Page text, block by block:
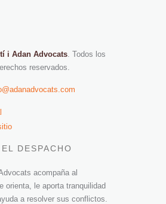
i Adan Advocats. Todos los
reservados.
DESPACHO
acompaña al
orienta, le aporta tranquilidad
a resolver sus conflictos.